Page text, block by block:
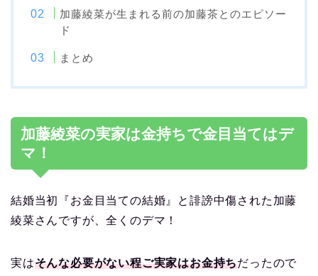
加藤綾菜が生まれる前の加藤茶とのエピソー
ド
まとめ
加藤綾菜の実家は金持ちで金目当てはデ
マ！
結婚当初『お金目当ての結婚』と誹謗中傷された加藤
綾菜さんですが、全くのデマ！
実はそんな必要がない程ご実家はお金持ちだったので